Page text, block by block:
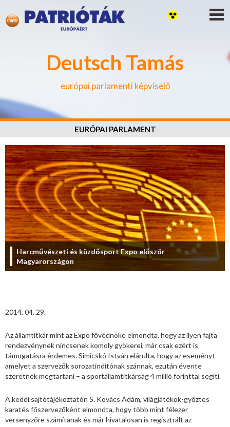
Deutsch Tamás
európai parlamenti képviselő
EURÓPAI PARLAMENT
Harcművészeti és küzdősport Expo először
Magyarországon
2014. 04. 29.
Az államtitkár mint az Expo fővédnöke elmondta, hogy az ilyen fajta
rendezvénynek nincsenek komoly gyökerei, már csak ezért is
támogatásra érdemes. Simicskó István elárulta, hogy az eseményt –
amelyet a szervezők sorozatindítónak szánnak, ezután évente
szeretnék megtartani – a sportállamtitkárság 4 millió forinttal segíti.
A keddi sajtótájékoztatón S. Kovács Ádám, világjátékok-győztes
karatés főszervezőként elmondta, hogy több mint félezer
versenyzőre számítanak és már hivatalosan is regisztrált az